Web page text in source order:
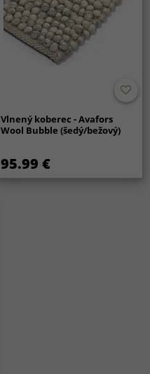
Vlnený koberec - Avafors
Wool Bubble (šedý/bežový)
95.99 €